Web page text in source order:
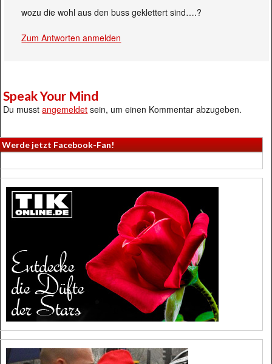
wozu die wohl aus den buss geklettert sind….?
Zum Antworten anmelden
Speak Your Mind
Du musstangemeldet sein, um einen Kommentar abzugeben.
Werde jetzt Facebook-Fan!